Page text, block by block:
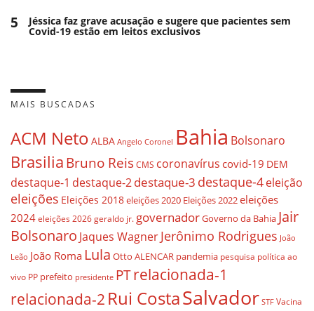
5 Jéssica faz grave acusação e sugere que pacientes sem
Covid-19 estão em leitos exclusivos
MAIS BUSCADAS
ACM Neto ALBA Angelo Coronel Bahia Bolsonaro
BrasiliaBruno ReisCMS coronavírus covid-19 DEM
destaque-1 destaque-2destaque-3 destaque-4eleição
eleições Eleições 2018eleições 2020 Eleições 2022eleições
2024 eleições 2026 geraldo jr. governadorGoverno da Bahia Jair
Bolsonaro Jaques WagnerJerônimo Rodrigues João
Leão João Roma Lula Otto ALENCAR pandemia pesquisa política ao
vivo PP prefeito presidente PTrelacionada-1
relacionada-2 Rui CostaSalvador STF Vacina